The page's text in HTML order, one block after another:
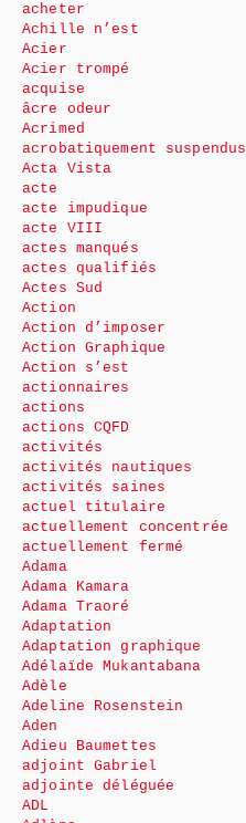
acheter
Achille n’est
Acier
Acier trompé
acquise
âcre odeur
Acrimed
acrobatiquement suspendus
Acta Vista
acte
acte impudique
acte VIII
actes manqués
actes qualifiés
Actes Sud
Action
Action d’imposer
Action Graphique
Action s’est
actionnaires
actions
actions CQFD
activités
activités nautiques
activités saines
actuel titulaire
actuellement concentrée
actuellement fermé
Adama
Adama Kamara
Adama Traoré
Adaptation
Adaptation graphique
Adélaïde Mukantabana
Adèle
Adeline Rosenstein
Aden
Adieu Baumettes
adjoint Gabriel
adjointe déléguée
ADL